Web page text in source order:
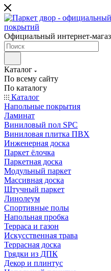
Официальный интернет-
Каталог
По всему сайту
По каталогу
Каталог
Напольные покрытия
Ламинат
Виниловый пол SPC
Виниловая плитка ПВХ
Инженерная доска
Паркет ёлочка
Паркетная доска
Модульный паркет
Массивная доска
Штучный паркет
Линолеум
Спортивные полы
Напольная пробка
Терраса и газон
Искусственная трава
Террасная доска
Грядки из ДПК
Декор и плинтус